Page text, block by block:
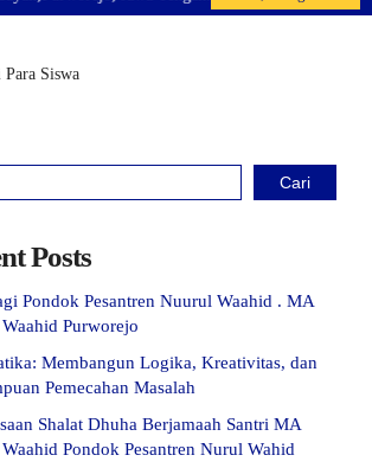
Siswa
Cari
Posts
Pondok Pesantren Nuurul Waahid . MA
Purworejo
Membangun Logika, Kreativitas, dan
Pemecahan Masalah
Shalat Dhuha Berjamaah Santri MA
Pondok Pesantren Nurul Wahid